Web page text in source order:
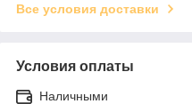
Все условия доставки
Условия оплаты
Наличными